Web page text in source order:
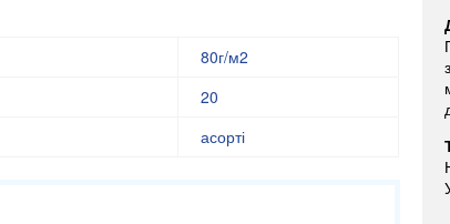
80г/м2
20
асорті